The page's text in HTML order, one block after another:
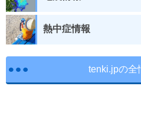
熱中症情報
tenki.jpの全